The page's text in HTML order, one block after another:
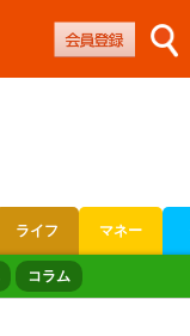
ライフ マネー
コラム